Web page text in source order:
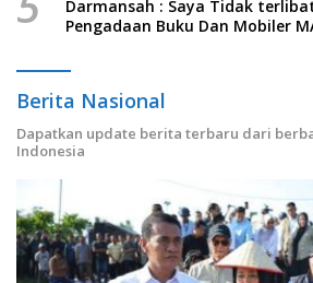
Darmansah : Saya Tidak
Pengadaan Buku Dan Mobiler
Berita Nasional
Dapatkan update berita terbaru dari
Indonesia